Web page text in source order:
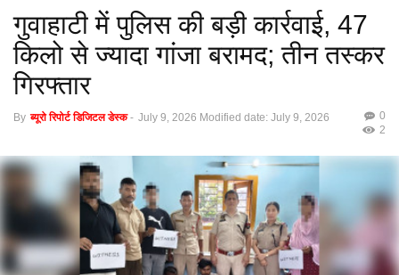
मनोरंजन (Entertainment) राशिफल / ज्योतिष स्वास्थ्य (Health)
गुवाहाटी में पुलिस की बड़ी कार्रवाई, 47
किलो से ज्यादा गांजा बरामद; तीन तस्कर
गिरफ्तार
By ब्यूरो रिपोर्ट डिजिटल डेस्क - July 9, 2026 Modified date: July 9, 2026
0
2